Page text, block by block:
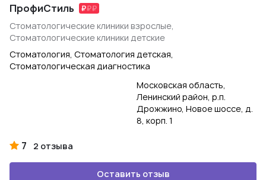
ПрофиСтиль
Стоматологические клиники взрослые,
Стоматологические клиники детские
Стоматология, Стоматология детская,
Стоматологическая диагностика
Московская область,
Ленинский район, р.п.
Дрожжино, Новое шоссе, д.
8, корп. 1
7 2 отзыва
Оставить отзыв